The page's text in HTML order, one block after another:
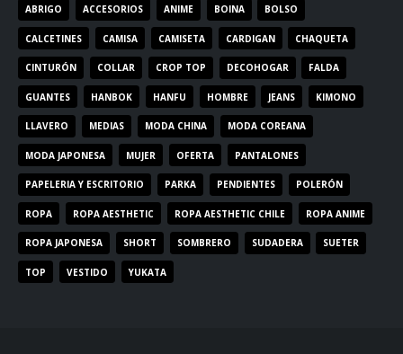
ABRIGO ACCESORIOS ANIME BOINA BOLSO
CALCETINES CAMISA CAMISETA CARDIGAN CHAQUETA
CINTURÓN COLLAR CROP TOP DECOHOGAR FALDA
GUANTES HANBOK HANFU HOMBRE JEANS KIMONO
LLAVERO MEDIAS MODA CHINA MODA COREANA
MODA JAPONESA MUJER OFERTA PANTALONES
PAPELERIA Y ESCRITORIO PARKA PENDIENTES POLERÓN
ROPA ROPA AESTHETIC ROPA AESTHETIC CHILE ROPA ANIME
ROPA JAPONESA SHORT SOMBRERO SUDADERA SUETER
TOP VESTIDO YUKATA